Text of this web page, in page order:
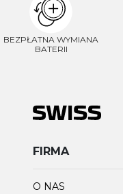
BEZPŁATNA WYMIANA
BATERII
FIRMA
O NAS